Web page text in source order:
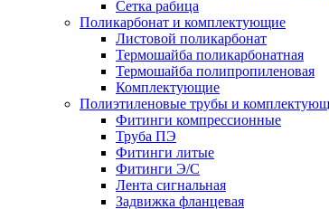
Сетка рабица
Поликарбонат и комплектующие
Листовой поликарбонат
Термошайба поликарбонатная
Термошайба полипропиленовая
Комплектующие
Полиэтиленовые трубы и
Фитинги компрессионные
Труба ПЭ
Фитинги литые
Фитинги Э/С
Лента сигнальная
Задвижка фланцевая